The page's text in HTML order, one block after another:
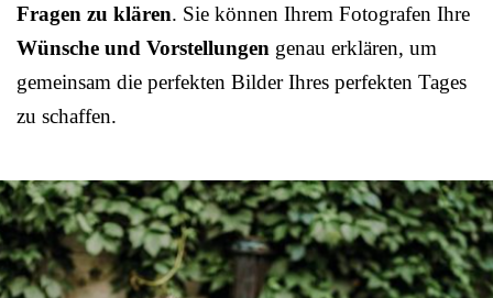
Fragen zu klären. Sie können Ihrem Fotografen Ihre
Wünsche und Vorstellungen genau erklären, um
gemeinsam die perfekten Bilder Ihres perfekten Tages
zu schaffen.